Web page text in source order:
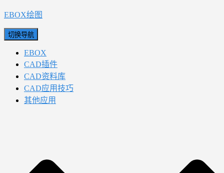
EBOX绘图
切换导航
EBOX
CAD插件
CAD资料库
CAD应用技巧
其他应用